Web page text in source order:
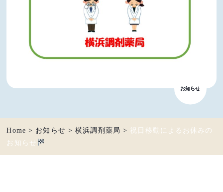
お知らせ
Home > お知らせ >横浜調剤薬局 > 祝日移動によるお休みの
お知らせ